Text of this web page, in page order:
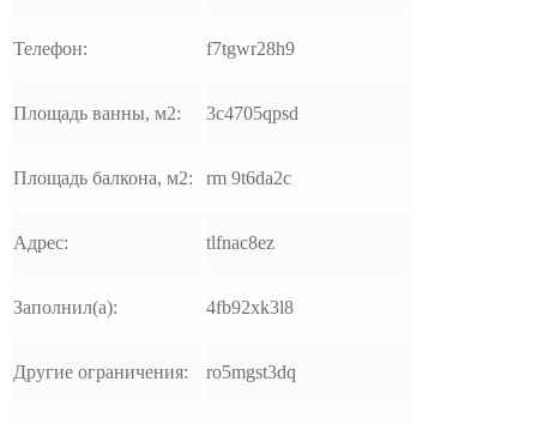
Телефон: f7tgwr28h9
Площадь ванны, м2: 3c4705qpsd
Площадь балкона, м2: rm 9t6da2c
Адрес: tlfnac8ez
Заполнил(а): 4fb92xk3l8
Другие ограничения: ro5mgst3dq